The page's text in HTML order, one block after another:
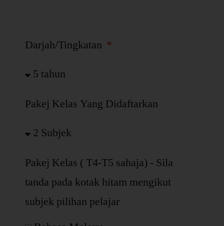
Darjah/Tingkatan
Pakej Kelas Yang Didaftarkan
Pakej Kelas ( T4-T5 sahaja) - Sila
tanda pada kotak hitam mengikut
subjek pilihan pelajar